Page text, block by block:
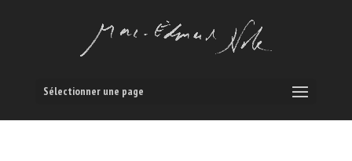
Sélectionner une page